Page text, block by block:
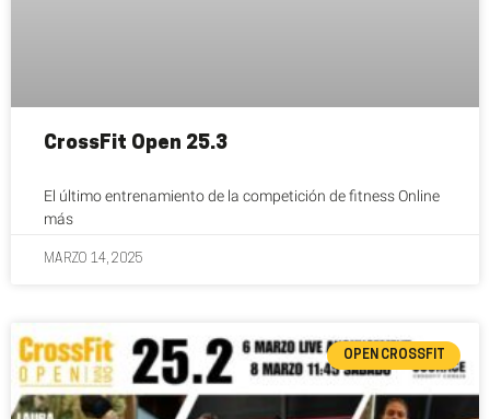
CrossFit Open 25.3
El último entrenamiento de la competición de fitness Online
más
MARZO 14, 2025
OPEN CROSSFIT